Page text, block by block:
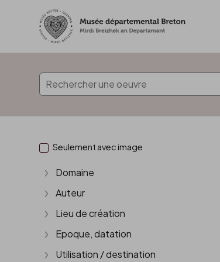
Accèder directement au contenu
Seulement avec image
Afficher plus
Domaine
Afficher plus
Auteur
Afficher plus
Lieu de création
Afficher plus
Epoque, datation
Utilisation / destination